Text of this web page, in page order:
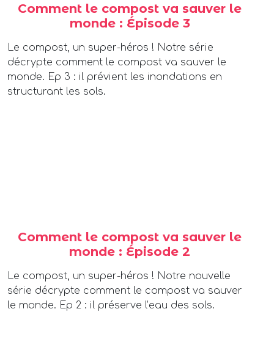
Comment le compost va sauver le
monde : Épisode 3
Le compost, un super-héros ! Notre série
décrypte comment le compost va sauver le
monde. Ep 3 : il prévient les inondations en
structurant les sols.
Comment le compost va sauver le
monde : Épisode 2
Le compost, un super-héros ! Notre nouvelle
série décrypte comment le compost va sauver
le monde. Ep 2 : il préserve l’eau des sols.